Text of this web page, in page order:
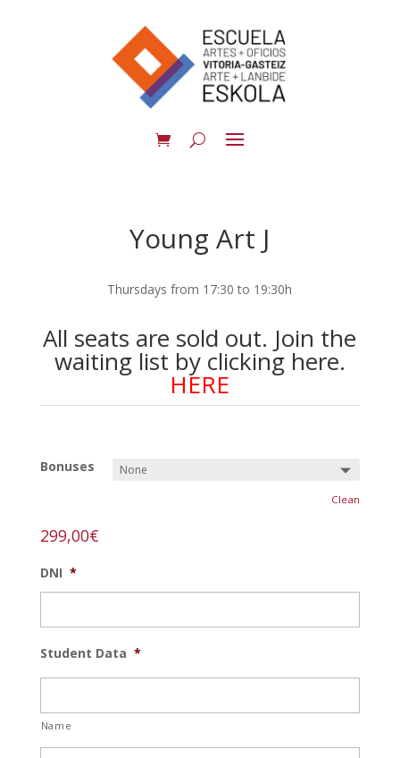
Young Art J
Thursdays from 17:30 to 19:30h
All seats are sold out. Join the
waiting list by clicking here.
HERE
Bonuses
Clean
299,00€
DNI *
Student Data *
Name